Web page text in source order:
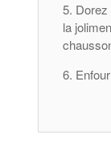
Dorez
la